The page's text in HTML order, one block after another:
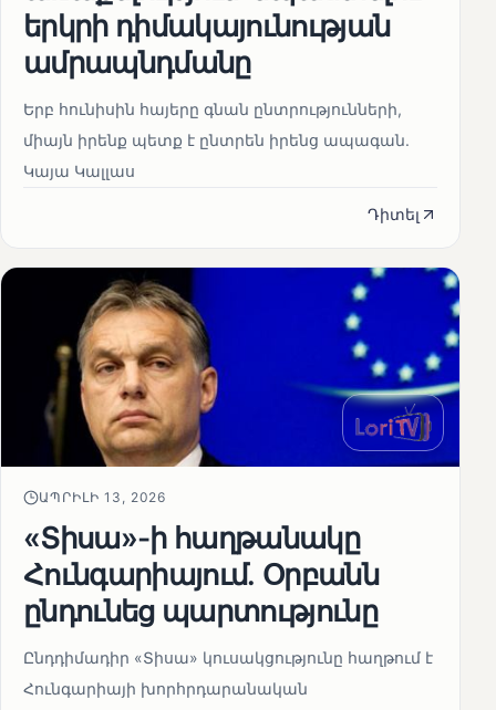
երկրի դիմակայունության
ամրապնդմանը
Երբ հունիսին հայերը գնան ընտրությունների,
միայն իրենք պետք է ընտրեն իրենց ապագան.
Կայա Կալլաս
Դիտել
ԱՊՐԻԼԻ 13, 2026
«Տիսա»-ի հաղթանակը
Հունգարիայում․ Օրբանն
ընդունեց պարտությունը
Ընդդիմադիր «Տիսա» կուսակցությունը հաղթում է
Հունգարիայի խորհրդարանական